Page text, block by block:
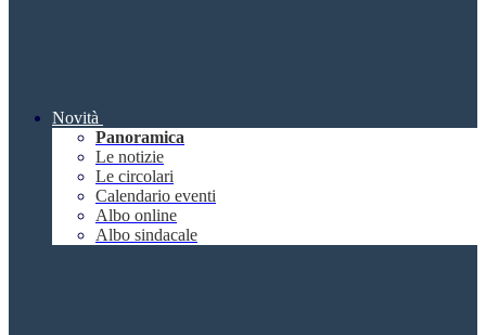
Novità
Panoramica
Le notizie
Le circolari
Calendario eventi
Albo online
Albo sindacale